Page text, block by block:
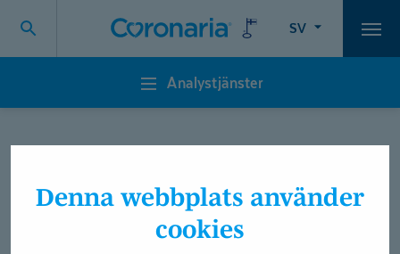
Denna webbplats använder
cookies
SV
Analystjänster
Analystjänster Sverige
Filial!